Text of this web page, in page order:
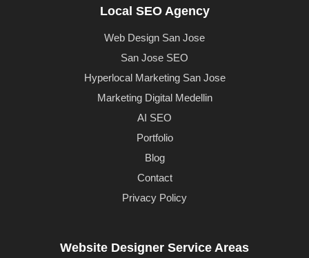
Local SEO Agency
Web Design San Jose
San Jose SEO
Hyperlocal Marketing San Jose
Marketing Digital Medellin
AI SEO
Portfolio
Blog
Contact
Privacy Policy
Website Designer Service Areas